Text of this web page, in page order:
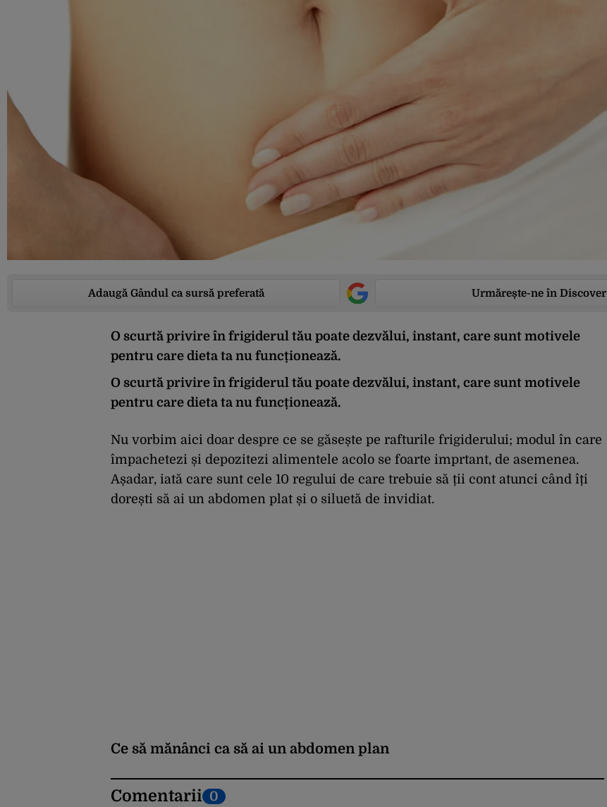
Adaugă Gândul ca sursă preferată Urmărește-ne în Discover
O scurtă privire în frigiderul tău poate dezvălui, instant, care sunt motivele
pentru care dieta ta nu funcționează.
O scurtă privire în frigiderul tău poate dezvălui, instant, care sunt motivele
pentru care dieta ta nu funcționează.
Nu vorbim aici doar despre ce se găsește pe rafturile frigiderului; modul în care
împachetezi și depozitezi alimentele acolo se foarte imprtant, de asemenea.
Așadar, iată care sunt cele 10 regului de care trebuie să ții cont atunci când îți
dorești să ai un abdomen plat și o siluetă de invidiat.
Ce să mănânci ca să ai un abdomen plan
Comentarii 0